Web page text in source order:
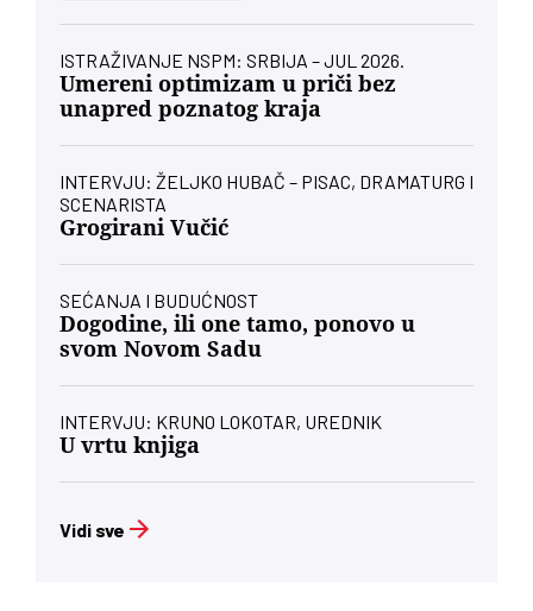
ISTRAŽIVANJE NSPM: SRBIJA – JUL 2026.
Umereni optimizam u priči bez
unapred poznatog kraja
INTERVJU: ŽELJKO HUBAČ – PISAC, DRAMATURG I
SCENARISTA
Grogirani Vučić
SEĆANJA I BUDUĆNOST
Dogodine, ili one tamo, ponovo u
svom Novom Sadu
INTERVJU: KRUNO LOKOTAR, UREDNIK
U vrtu knjiga
Vidi sve